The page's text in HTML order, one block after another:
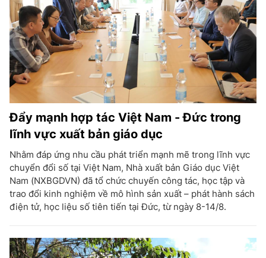
Đẩy mạnh hợp tác Việt Nam - Đức trong
lĩnh vực xuất bản giáo dục
Nhằm đáp ứng nhu cầu phát triển mạnh mẽ trong lĩnh vực
chuyển đổi số tại Việt Nam, Nhà xuất bản Giáo dục Việt
Nam (NXBGDVN) đã tổ chức chuyến công tác, học tập và
trao đổi kinh nghiệm về mô hình sản xuất – phát hành sách
điện tử, học liệu số tiên tiến tại Đức, từ ngày 8-14/8.